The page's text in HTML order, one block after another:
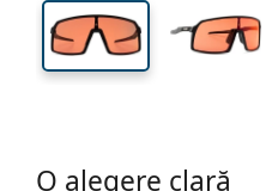
O alegere clară